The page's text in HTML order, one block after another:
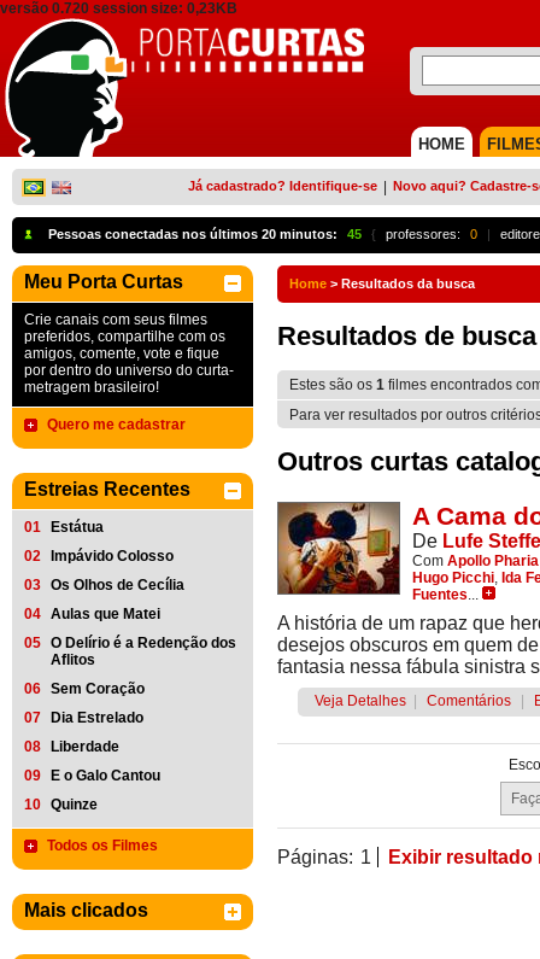
versão 0.720 session size: 0,23KB
HOME
Já cadastrado? Identifique-se Novo aqui? Cadastre-
Pessoas conectadas nos últimos 20 minutos: 45 { professores: 0 |
Meu Porta Curtas
Crie canais com seus filmes
preferidos, compartilhe com os
amigos, comente, vote e fique
por dentro do universo do curta-
metragem brasileiro!
Quero me cadastrar
Estreias Recentes
01
Estátua
02
Impávido Colosso
03 Os Olhos de Cecília
04 Aulas que Matei
05 O Delírio é a Redenção dos
Aflitos
06 Sem Coração
07
Dia Estrelado
08
Liberdade
09
E o Galo Cantou
10 Quinze
Todos os Filmes
Mais clicados
Home > Resultados da busca
Resultados de busca
Estes são os 1 filmes encontrados
Para ver resultados por outros
Outros curtas
A Cama
De Lufe
Com Apollo Pharia
Hugo Picchi, Ida
Fuentes...
A história de um rapaz que
desejos obscuros em quem
fantasia nessa fábula sinistra
Veja Detalhes Comentários
Páginas: 1 Exibir resultado